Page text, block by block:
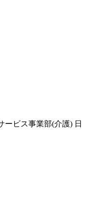
ービス事業部(介護) 日